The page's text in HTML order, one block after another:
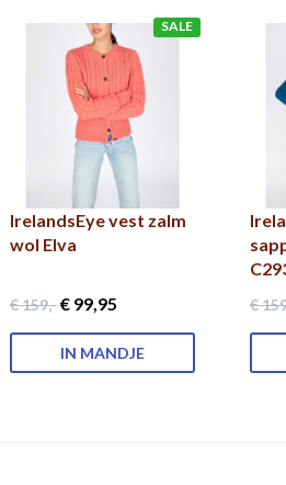
SALE
IrelandsEye vest zalm
wol Elva
€ 159,-€ 99,95
IN MANDJE
€